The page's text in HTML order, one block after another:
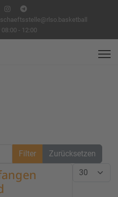
08:00 - 12:00
Filter Zurücksetzen
Anzeige #